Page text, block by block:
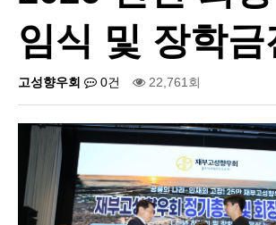
임식 및 장학금
고성향우회 0건 22,761회